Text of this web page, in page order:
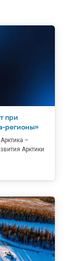
при
регионы»
–
Арктики